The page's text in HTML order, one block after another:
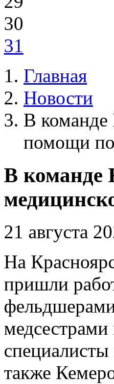
30
31
Главная
Новости
В команде
помощи
В команде
21 августа
На
пришли
также